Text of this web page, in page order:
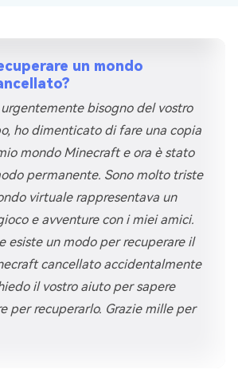
un mondo
bisogno del vostro
ho dimenticato di fare una copia
mondo Minecraft e ora è stato
permanente. Sono molto triste
virtuale rappresentava un
e avventure con i miei amici.
esiste un modo per recuperare il
cancellato accidentalmente
il vostro aiuto per sapere
per recuperarlo. Grazie mille per